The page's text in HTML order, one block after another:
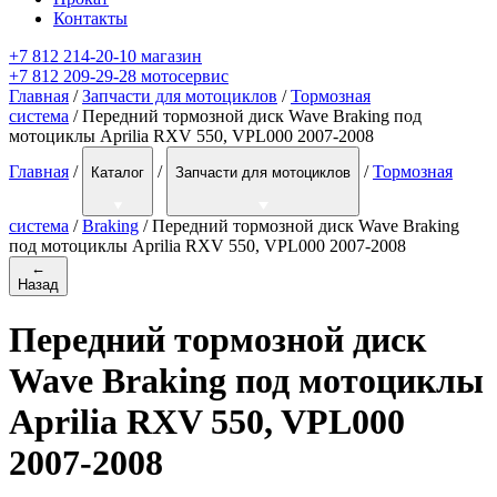
Контакты
+7 812 214-20-10 магазин
+7 812 209-29-28 мотосервис
Главная /Запчасти для мотоциклов /Тормозная
система / Передний тормозной диск Wave Braking под
мотоциклы Aprilia RXV 550, VPL000 2007-2008
Главная / Каталог / Запчасти для мотоциклов / Тормозная
система / Braking / Передний тормозной диск Wave Braking
под мотоциклы Aprilia RXV 550, VPL000 2007-2008
←
Назад
Передний тормозной диск
Wave Braking под мотоциклы
Aprilia RXV 550, VPL000
2007-2008